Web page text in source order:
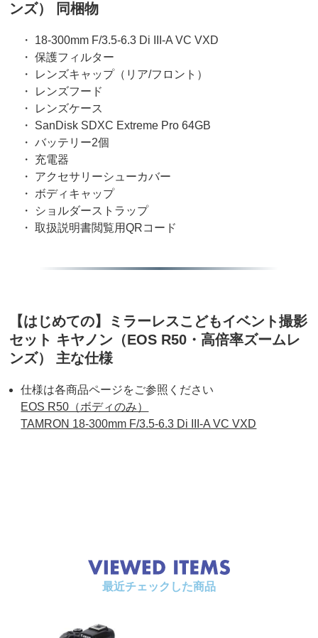
ンズ） 同梱物
・ 18-300mm F/3.5-6.3 Di III-A VC VXD
・ 保護フィルター
・ レンズキャップ（リア/フロント）
・ レンズフード
・ レンズケース
・ SanDisk SDXC Extreme Pro 64GB
・ バッテリー2個
・ 充電器
・ アクセサリーシューカバー
・ ボディキャップ
・ ショルダーストラップ
・ 取扱説明書閲覧用QRコード
【はじめての】ミラーレスこどもイベント撮影
セット キヤノン（EOS R50・高倍率ズームレ
ンズ） 主な仕様
仕様は各商品ページをご参照ください
EOS R50（ボディのみ）
TAMRON 18-300mm F/3.5-6.3 Di III-A VC VXD
最近チェックした商品